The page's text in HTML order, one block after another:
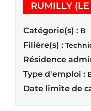
RUMILLY
Catégorie(s) : B
Filière(s) :
Résidence
Type d'emploi :
Date limite de